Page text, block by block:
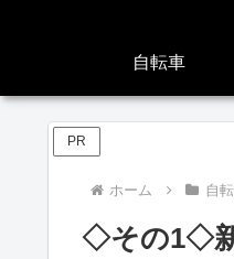
自転車
PR
ホーム 自
◇その1◇新